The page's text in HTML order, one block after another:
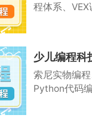
程体系、
课程体系以
少儿编程科
索尼实物编
Python代码